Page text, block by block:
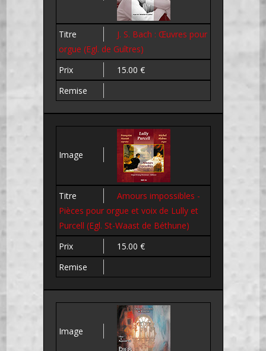
J. S. Bach : Œuvres pour
orgue (Egl. de Guîtres)
15.00 €
Amours impossibles -
Pièces pour orgue et voix de Lully et
Purcell (Egl. St-Waast de Béthune)
15.00 €